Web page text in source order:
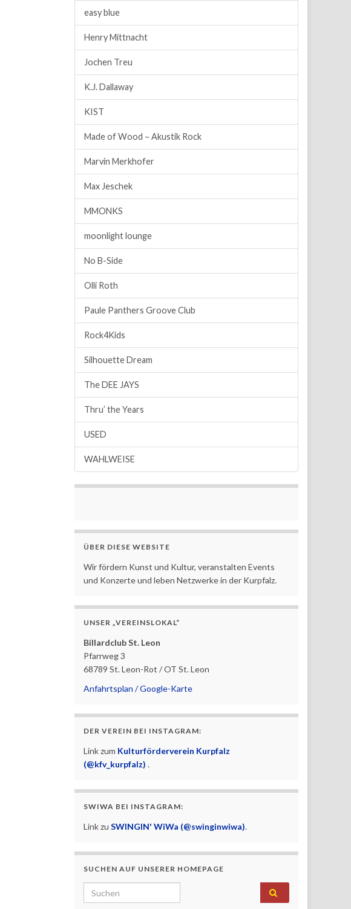
easy blue
Henry Mittnacht
Jochen Treu
K.J. Dallaway
KIST
Made of Wood – Akustik Rock
Marvin Merkhofer
Max Jeschek
MMONKS
moonlight lounge
No B-Side
Olli Roth
Paule Panthers Groove Club
Rock4Kids
Silhouette Dream
The DEE JAYS
Thru’ the Years
USED
WAHLWEISE
ÜBER DIESE WEBSITE
Wir fördern Kunst und Kultur, veranstalten Events
und Konzerte und leben Netzwerke in der Kurpfalz.
UNSER „VEREINSLOKAL“
Billardclub St. Leon
Pfarrweg 3
68789 St. Leon-Rot / OT St. Leon
Anfahrtsplan / Google-Karte
DER VEREIN BEI INSTAGRAM:
Link zum Kulturförderverein Kurpfalz
(@kfv_kurpfalz) .
SWIWA BEI INSTAGRAM:
Link zu SWINGIN' WiWa (@swinginwiwa).
SUCHEN AUF UNSERER HOMEPAGE
Search for: